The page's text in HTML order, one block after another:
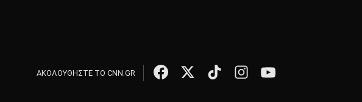
ΑΚΟΛΟΥΘΗΣΤΕ ΤΟ CNN.GR